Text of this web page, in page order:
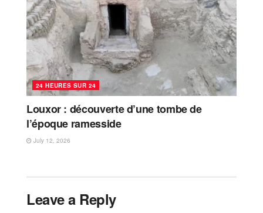
24 HEURES SUR 24
Louxor : découverte d’une tombe de
l’époque ramesside
July 12, 2026
Leave a Reply